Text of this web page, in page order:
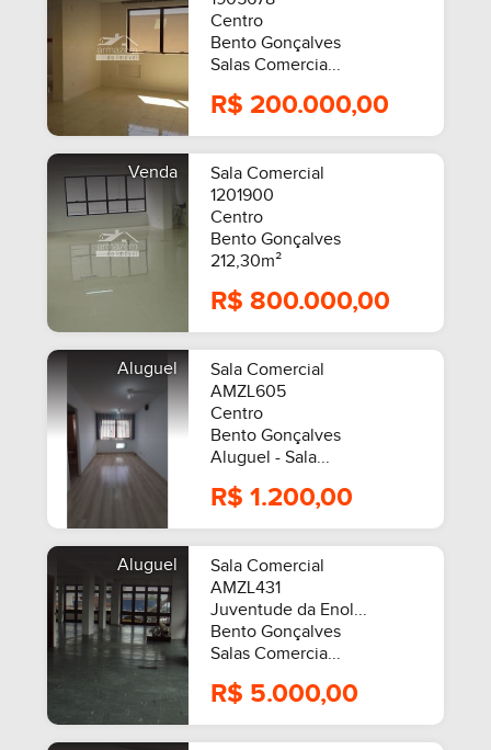
Centro
Bento Gonçalves
Salas Comercia...
R$ 200.000,00
Venda
Sala Comercial
1201900
Centro
Bento Gonçalves
212,30m²
R$ 800.000,00
Aluguel
Sala Comercial
AMZL605
Centro
Bento Gonçalves
Aluguel - Sala...
R$ 1.200,00
Aluguel
Sala Comercial
AMZL431
Juventude da Enol...
Bento Gonçalves
Salas Comercia...
R$ 5.000,00